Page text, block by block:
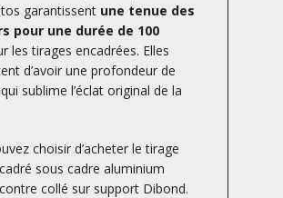
garantissent une tenue des
pour une durée de 100
les tirages encadrées. Elles
d’avoir une profondeur de
sublime l’éclat original de la
choisir d’acheter le tirage
sous cadre aluminium
collé sur support Dibond.